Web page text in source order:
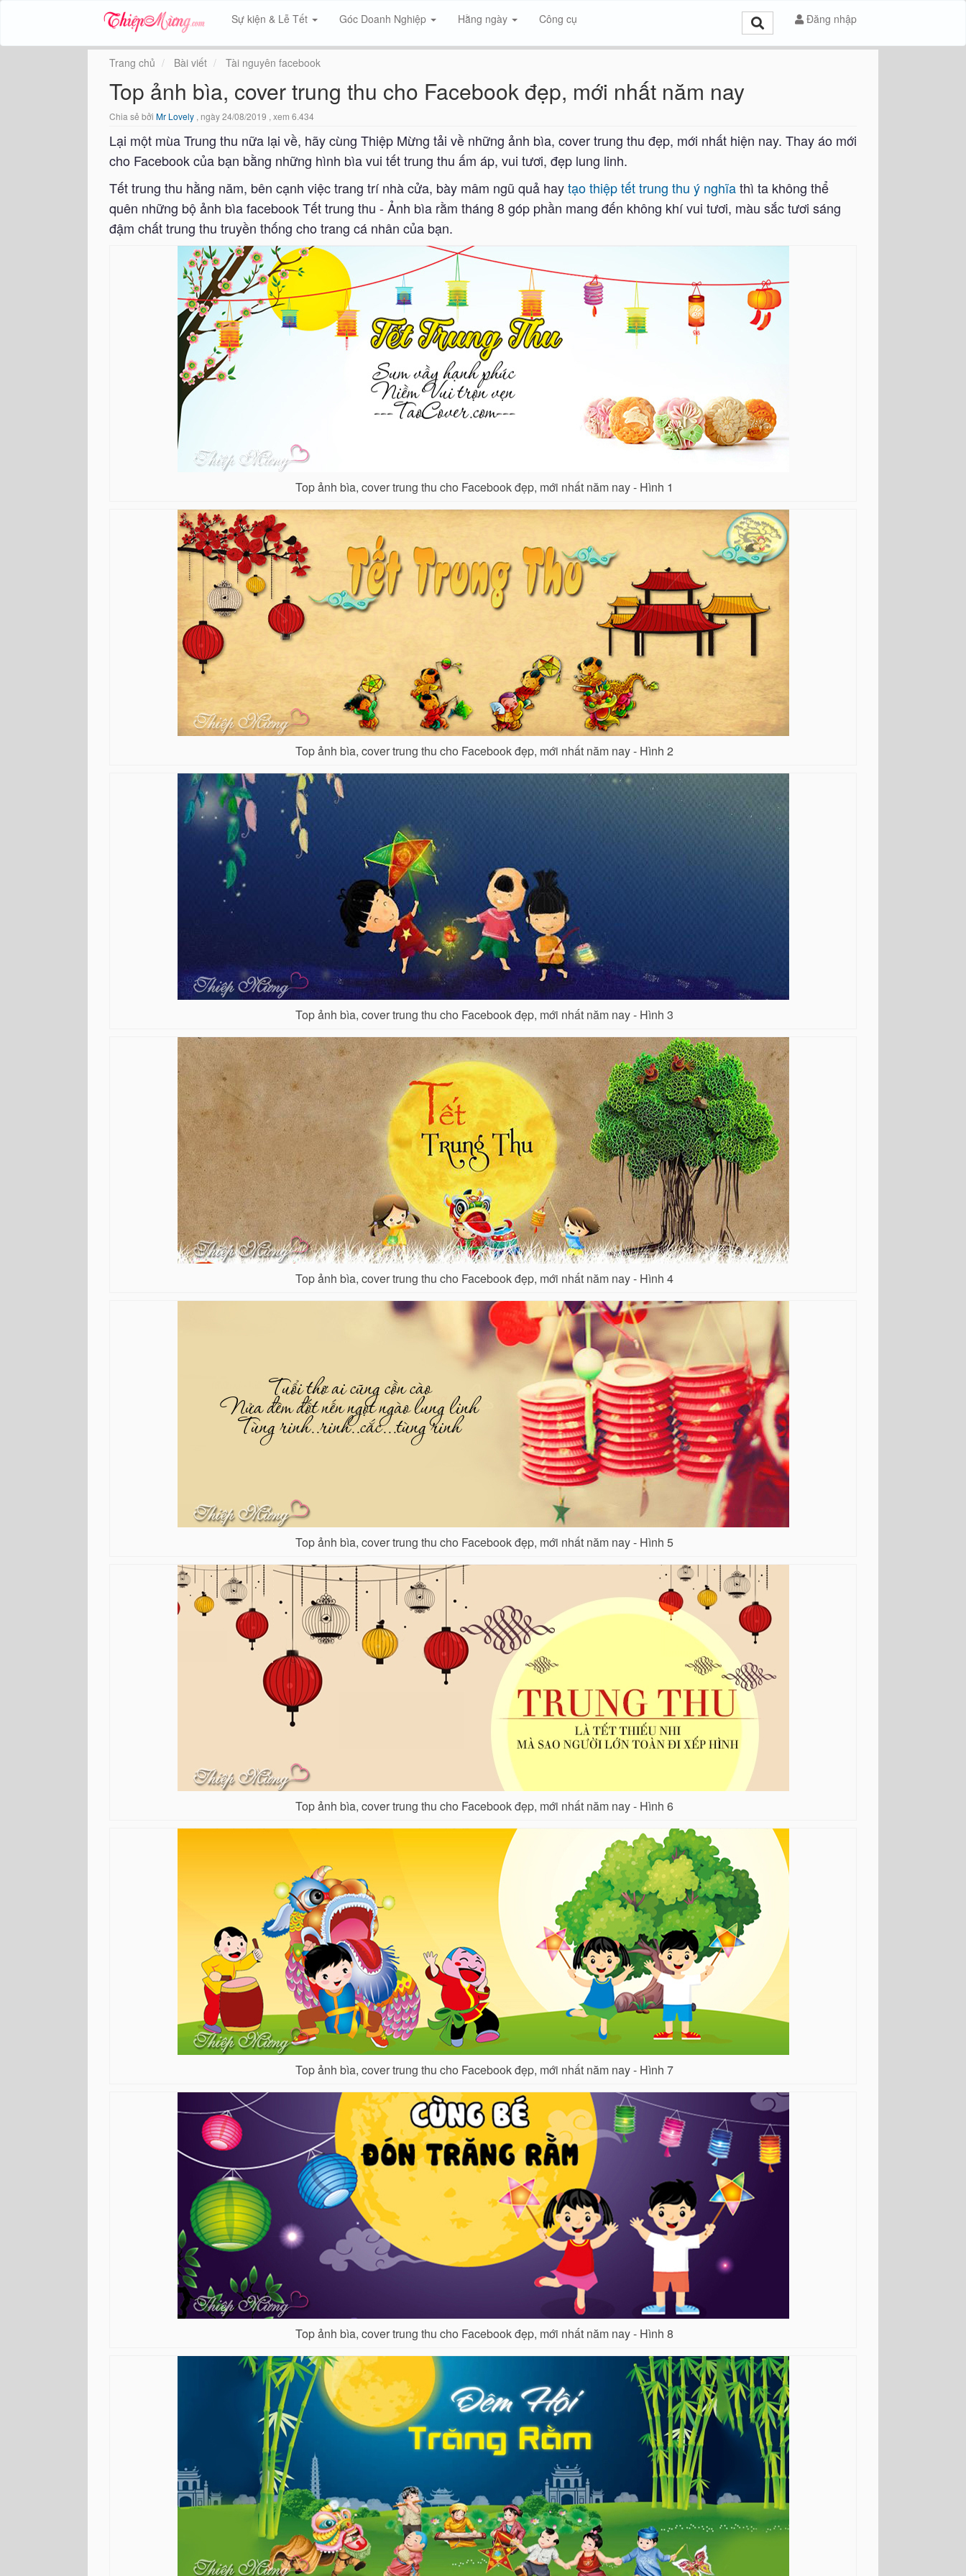
Sự kiện & Lễ Tết Góc Doanh Nghiệp Hằng ngày Công cụ Đăng nhập
Trang chủ Bài viết Tài nguyên facebook
Top ảnh bìa, cover trung thu cho Facebook đẹp, mới nhất năm nay
Chia sẻ bởi Mr Lovely , ngày 24/08/2019 , xem 6.434
Lại một mùa Trung thu nữa lại về, hãy cùng Thiệp Mừng tải về những ảnh bìa, cover trung thu đẹp, mới nhất hiện nay. Thay áo mới
cho Facebook của bạn bằng những hình bìa vui tết trung thu ấm áp, vui tươi, đẹp lung linh.
Tết trung thu hằng năm, bên cạnh việc trang trí nhà cửa, bày mâm ngũ quả haytạo thiệp tết trung thu ý nghĩathì ta không thể
quên những bộ ảnh bìa facebook Tết trung thu - Ảnh bìa rằm tháng 8 góp phần mang đến không khí vui tươi, màu sắc tươi sáng
đậm chất trung thu truyền thống cho trang cá nhân của bạn.
Top ảnh bìa, cover trung thu cho Facebook đẹp, mới nhất năm nay - Hình 1
Top ảnh bìa, cover trung thu cho Facebook đẹp, mới nhất năm nay - Hình 2
Top ảnh bìa, cover trung thu cho Facebook đẹp, mới nhất năm nay - Hình 3
Top ảnh bìa, cover trung thu cho Facebook đẹp, mới nhất năm nay - Hình 4
Top ảnh bìa, cover trung thu cho Facebook đẹp, mới nhất năm nay - Hình 5
Top ảnh bìa, cover trung thu cho Facebook đẹp, mới nhất năm nay - Hình 6
Top ảnh bìa, cover trung thu cho Facebook đẹp, mới nhất năm nay - Hình 7
Top ảnh bìa, cover trung thu cho Facebook đẹp, mới nhất năm nay - Hình 8